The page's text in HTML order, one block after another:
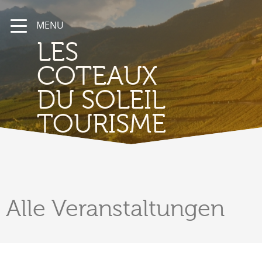
MENU
LES
COTEAUX
DU SOLEIL
TOURISME
Alle Veranstaltungen